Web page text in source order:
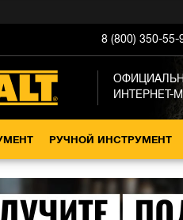
8 (800) 350-55-
ИНТЕРНЕТ-
РУЧНОЙ ИНСТРУМЕНТ